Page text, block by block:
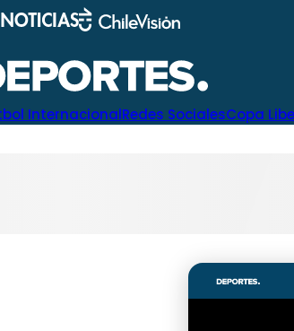
InternacionalRedes SocialesCopa